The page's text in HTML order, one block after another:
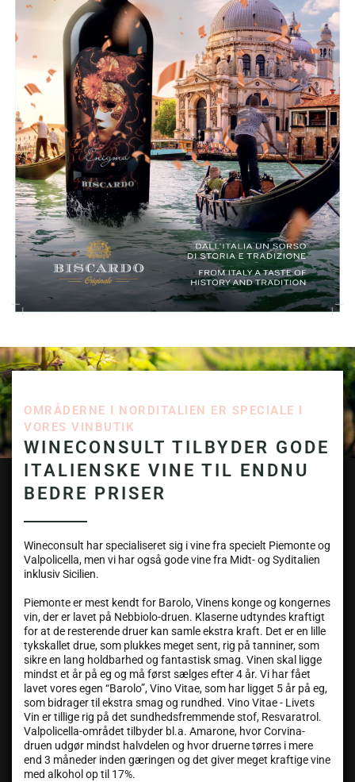
OMRÅDERNE I NORDITALIEN ER SPECIALE I
VORES VINBUTIK
WINECONSULT TILBYDER GODE
ITALIENSKE VINE TIL ENDNU
BEDRE PRISER
Wineconsult har specialiseret sig i vine fra specielt Piemonte og
Valpolicella, men vi har også gode vine fra Midt- og Syditalien
inklusiv Sicilien.
Piemonte er mest kendt for Barolo, Vinens konge og kongernes
vin, der er lavet på Nebbiolo-druen. Klaserne udtyndes kraftigt
for at de resterende druer kan samle ekstra kraft. Det er en lille
tykskallet drue, som plukkes meget sent, rig på tanniner, som
sikre en lang holdbarhed og fantastisk smag. Vinen skal ligge
mindst et år på eg og må først sælges efter 4 år. Vi har fået
lavet vores egen “Barolo”, Vino Vitae, som har ligget 5 år på eg,
som bidrager til ekstra smag og rundhed. Vino Vitae - Livets
Vin er tillige rig på det sundhedsfremmende stof, Resvaratrol.
Valpolicella-området tilbyder bl.a. Amarone, hvor Corvina-
druen udgør mindst halvdelen og hvor druerne tørres i mere
end 3 måneder inden gæringen og det giver meget kraftige vine
med alkohol op til 17%.